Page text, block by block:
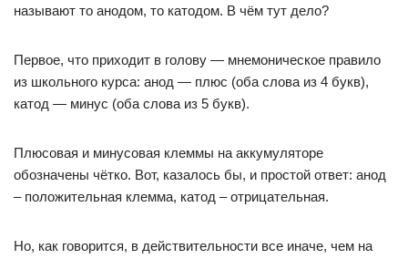
называют то анодом, то катодом. В чём тут дело?
Первое, что приходит в голову — мнемоническое правило
из школьного курса: анод — плюс (оба слова из 4 букв),
катод — минус (оба слова из 5 букв).
Плюсовая и минусовая клеммы на аккумуляторе
обозначены чётко. Вот, казалось бы, и простой ответ: анод
– положительная клемма, катод – отрицательная.
Но, как говорится, в действительности все иначе, чем на